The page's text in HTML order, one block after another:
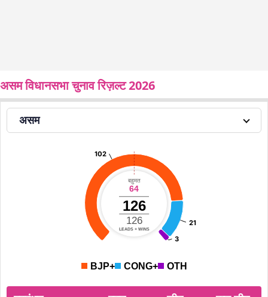
असम विधानसभा चुनाव रिज़ल्ट 2026